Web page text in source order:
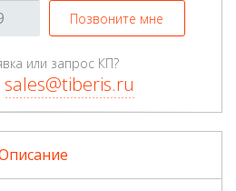
Позвоните мне
или запрос КП?
sales@tiberis.ru